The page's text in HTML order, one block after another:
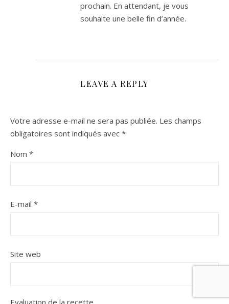
prochain. En attendant, je vous
souhaite une belle fin d’année.
LEAVE A REPLY
Votre adresse e-mail ne sera pas publiée. Les champs
obligatoires sont indiqués avec *
Nom *
E-mail *
Site web